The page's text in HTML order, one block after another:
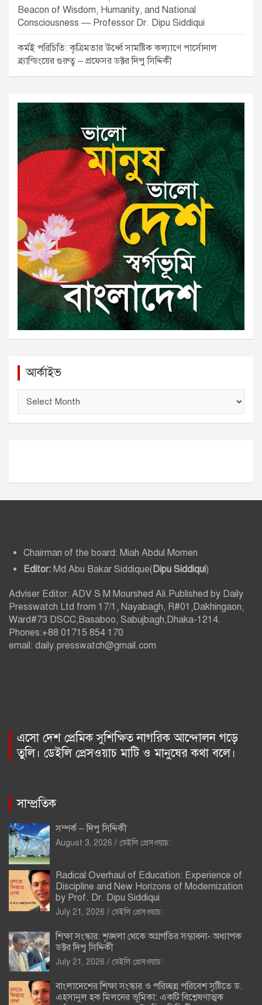
Beacon of Wisdom, Humanity, and National
Consciousness — Professor Dr. Dipu Siddiqui
কর্মই পরিচিতি: কৃত্রিমতার ঊর্ধ্বে সামষ্টিক কল্যাণে পার্সোনাল
ব্র্যান্ডিংয়ের গুরুত্ব – প্রফেসর ডক্টর দিপু সিদ্দিকী
আর্কাইভ
ই
Chairman of the board: Miah Abdul Momen
Editor: Md Abu Bakar Siddique(Dipu Siddiqui)
Adviser Editor: ADV S M Mourshed Ali.Published by Daily
Presswatch Ltd from 17/1, Nayabagh, R#01,Dakhingaon,
Ward#73 DSCC,Basaboo, Sabujbagh,Dhaka-1214.
Phones:+88 01715 854 170
email: daily.presswatch@gmail.com
এসো দেশ প্রেমিক সুশিক্ষিত নাগরিক আন্দোলন গড়ে
তুলি। ডেইলি প্রেসওয়াচ মাটি ও মানুষের কথা বলে।
সাম্প্রতিক
সম্পর্ক – দিপু সিদ্দিকী
August 3, 2026 ডেইলি প্রেসওয়াচ:
Radical Overhaul of Education: Experience of
Discipline and New Horizons of Modernization
by Prof. Dr. Dipu Siddiqui
July 21, 2026 ডেইলি প্রেসওয়াচ:
শিক্ষা সংস্কার: শৃঙ্খলা থেকে অগ্রগতির সম্ভাবনা- অধ্যাপক
ডক্টর দিপু সিদ্দিকী
July 21, 2026 ডেইলি প্রেসওয়াচ:
বাংলাদেশের শিক্ষা সংস্কার ও পরিচ্ছন্ন পরিবেশ সৃষ্টিতে ড.
এহসানুল হক মিলনের ভূমিকা: একটি বিশ্লেষণাত্মক